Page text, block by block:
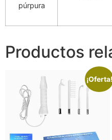
púrpura
Productos
¡Oferta!